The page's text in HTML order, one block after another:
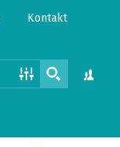
Kontakt